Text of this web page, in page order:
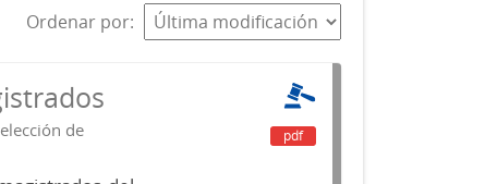
Ordenar por
de
pdf